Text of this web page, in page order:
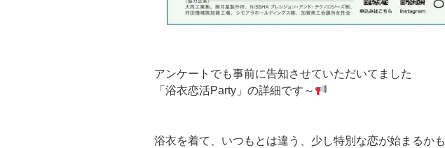
アンケートでも事前に告知させていただいてました
「浴衣恋活Party」の詳細です～
浴衣を着て、いつもとは違う、少し特別な恋が始まるかも